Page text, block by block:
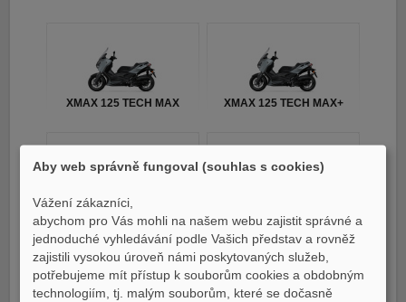
XMAX 125 TECH MAX XMAX 125 TECH MAX+
MT07 / MT07 Y-AMT
EDITION 2023
Aby web správně fungoval (souhlas s cookies)
Vážení zákazníci,
abychom pro Vás mohli na našem webu zajistit správné a
jednoduché vyhledávání podle Vašich představ a rovněž
zajistili vysokou úroveň námi poskytovaných služeb,
potřebujeme mít přístup k souborům cookies a obdobným
technologiím, tj. malým souborům, které se dočasně